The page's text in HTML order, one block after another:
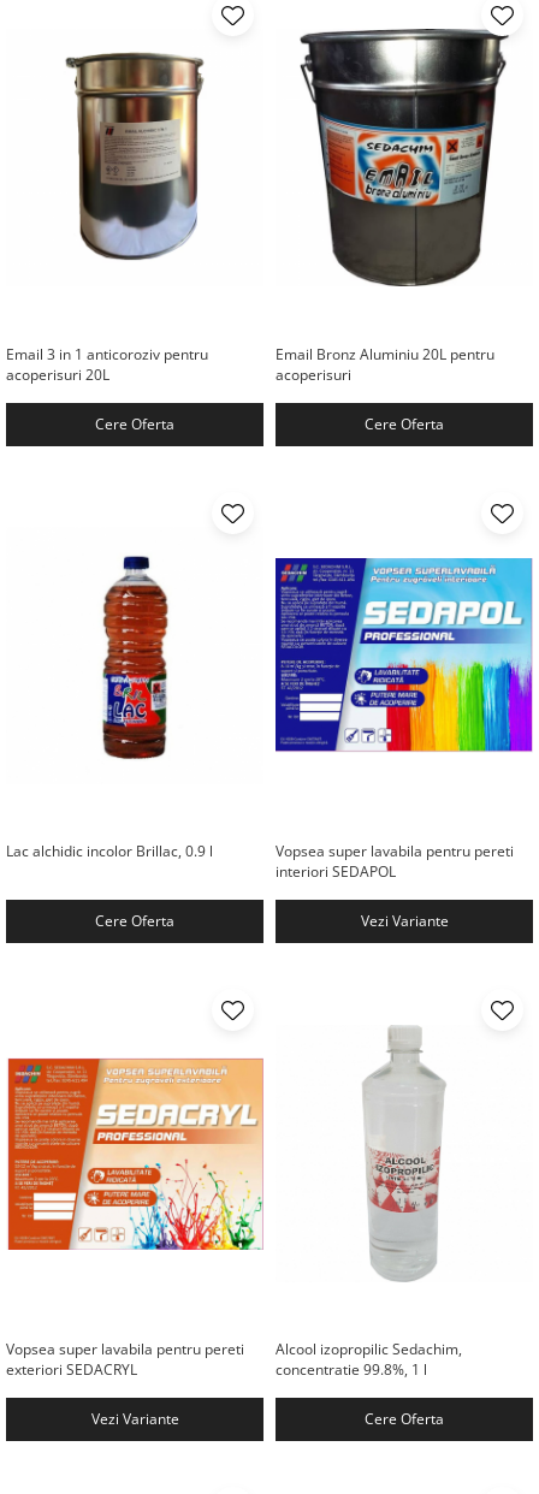
Email 3 in 1 anticoroziv pentru
acoperisuri 20L
Cere Oferta
Email Bronz Aluminiu 20L pentru
acoperisuri
Cere Oferta
Lac alchidic incolor Brillac, 0.9 l
Cere Oferta
Vopsea super lavabila pentru pereti
interiori SEDAPOL
Vezi Variante
Vopsea super lavabila pentru pereti
exteriori SEDACRYL
Vezi Variante
Alcool izopropilic Sedachim,
concentratie 99.8%, 1 l
Cere Oferta